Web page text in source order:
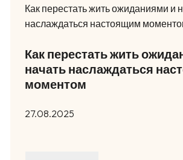
Как перестать жить ожиданиями и
наслаждаться настоящим
Как перестать жить
начать наслаждаться
моментом
27.08.2025